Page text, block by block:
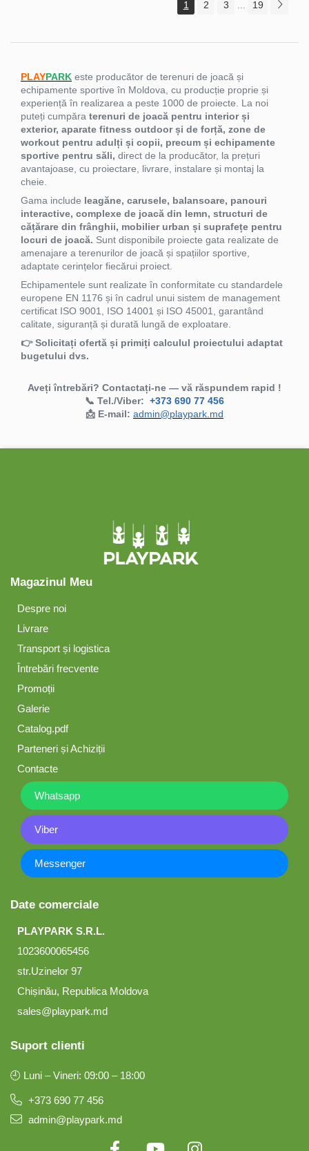
1 2 3 ... 19
PLAYPARK este producător de terenuri de joacă și
echipamente sportive în Moldova, cu producție proprie și
experiență în realizarea a peste 1000 de proiecte. La noi
puteți cumpăra terenuri de joacă pentru interior și
exterior, aparate fitness outdoor și de forță, zone de
workout pentru adulți și copii, precum și echipamente
sportive pentru săli, direct de la producător, la prețuri
avantajoase, cu proiectare, livrare, instalare și montaj la
cheie.
Gama include leagăne, carusele, balansoare, panouri
interactive, complexe de joacă din lemn, structuri de
cățărare din frânghii, mobilier urban și suprafețe pentru
locuri de joacă. Sunt disponibile proiecte gata realizate de
amenajare a terenurilor de joacă și spațiilor sportive,
adaptate cerințelor fiecărui proiect.
Echipamentele sunt realizate în conformitate cu standardele
europene EN 1176 și în cadrul unui sistem de management
certificat ISO 9001, ISO 14001 și ISO 45001, garantând
calitate, siguranță și durată lungă de exploatare.
👉 Solicitați ofertă și primiți calculul proiectului adaptat
bugetului dvs.
Aveți întrebări? Contactați-ne — vă răspundem rapid !
📞 Tel./Viber: +373 690 77 456
📩 E-mail: admin@playpark.md
Magazinul Meu
Despre noi
Livrare
Transport și logistica
Întrebări frecvente
Promoții
Galerie
Catalog.pdf
Parteneri și Achiziții
Contacte
Whatsapp
Viber
Messenger
Date comerciale
PLAYPARK S.R.L.
1023600065456
str.Uzinelor 97
Chișinău, Republica Moldova
sales@playpark.md
Suport clienti
🕘 Luni – Vineri: 09:00 – 18:00
+373 690 77 456
admin@playpark.md